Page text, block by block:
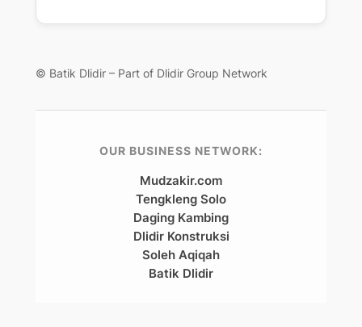
© Batik Dlidir – Part of Dlidir Group Network
OUR BUSINESS NETWORK:
Mudzakir.com
Tengkleng Solo
Daging Kambing
Dlidir Konstruksi
Soleh Aqiqah
Batik Dlidir